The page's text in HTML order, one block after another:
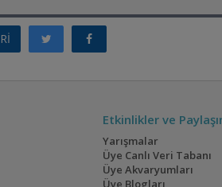
Etkinlikler ve
Yarışmalar
Üye Canlı Veri Tabanı
Üye Akvaryumları
Üye Blogları